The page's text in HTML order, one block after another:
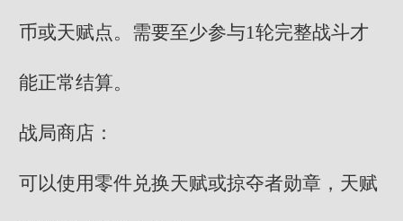
币或天赋点。需要至少参与1轮完整战斗才
能正常结算。
战局商店：
可以使用零件兑换天赋或掠夺者勋章，天赋